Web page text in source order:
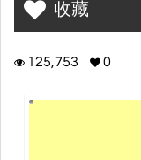
收藏
125,753 0